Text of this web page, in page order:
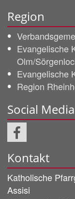
Region
Evangelische
Olm/
Evangelische
Region
Social Media
Kontakt
Katholische
Assisi